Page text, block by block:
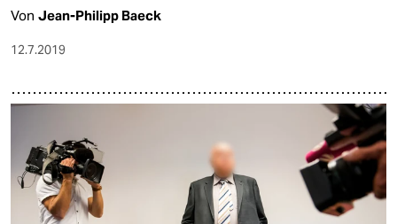
Von Jean-Philipp Baeck
12.7.2019